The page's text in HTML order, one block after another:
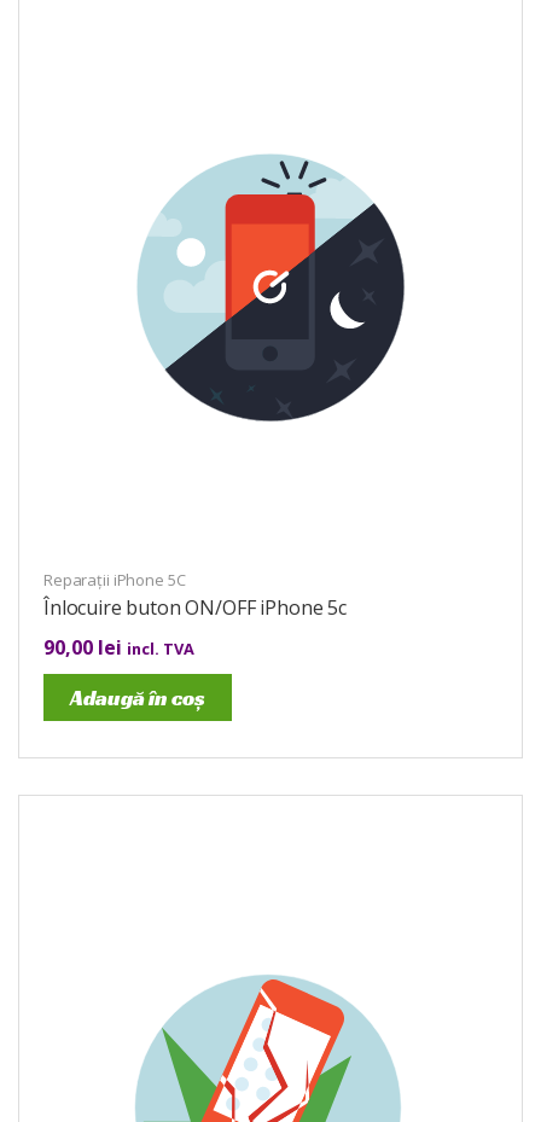
Reparații iPhone 5C
Înlocuire buton ON/OFF iPhone 5c
90,00 lei incl. TVA
Adaugă în coș